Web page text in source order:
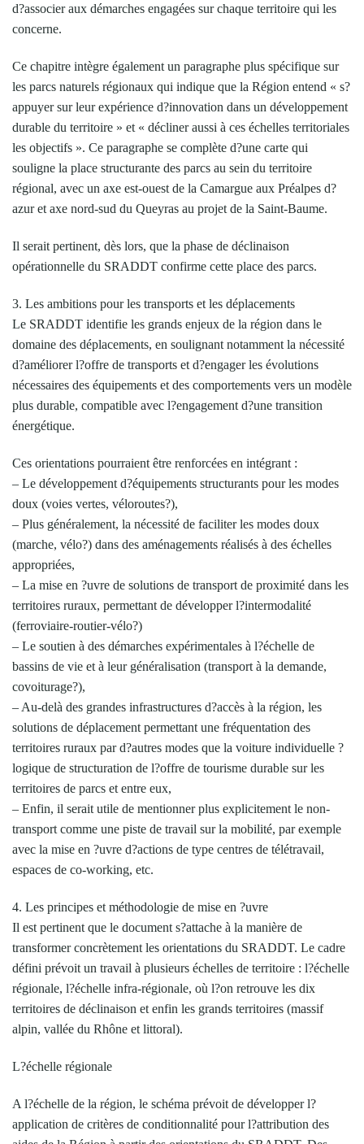
d?associer aux démarches engagées sur chaque territoire qui les
concerne.
Ce chapitre intègre également un paragraphe plus spécifique sur
les parcs naturels régionaux qui indique que la Région entend « s?
appuyer sur leur expérience d?innovation dans un développement
durable du territoire » et « décliner aussi à ces échelles territoriales
les objectifs ». Ce paragraphe se complète d?une carte qui
souligne la place structurante des parcs au sein du territoire
régional, avec un axe est-ouest de la Camargue aux Préalpes d?
azur et axe nord-sud du Queyras au projet de la Saint-Baume.
Il serait pertinent, dès lors, que la phase de déclinaison
opérationnelle du SRADDT confirme cette place des parcs.
3. Les ambitions pour les transports et les déplacements
Le SRADDT identifie les grands enjeux de la région dans le
domaine des déplacements, en soulignant notamment la nécessité
d?améliorer l?offre de transports et d?engager les évolutions
nécessaires des équipements et des comportements vers un modèle
plus durable, compatible avec l?engagement d?une transition
énergétique.
Ces orientations pourraient être renforcées en intégrant :
– Le développement d?équipements structurants pour les modes
doux (voies vertes, véloroutes?),
– Plus généralement, la nécessité de faciliter les modes doux
(marche, vélo?) dans des aménagements réalisés à des échelles
appropriées,
– La mise en ?uvre de solutions de transport de proximité dans les
territoires ruraux, permettant de développer l?intermodalité
(ferroviaire-routier-vélo?)
– Le soutien à des démarches expérimentales à l?échelle de
bassins de vie et à leur généralisation (transport à la demande,
covoiturage?),
– Au-delà des grandes infrastructures d?accès à la région, les
solutions de déplacement permettant une fréquentation des
territoires ruraux par d?autres modes que la voiture individuelle ?
logique de structuration de l?offre de tourisme durable sur les
territoires de parcs et entre eux,
– Enfin, il serait utile de mentionner plus explicitement le non-
transport comme une piste de travail sur la mobilité, par exemple
avec la mise en ?uvre d?actions de type centres de télétravail,
espaces de co-working, etc.
4. Les principes et méthodologie de mise en ?uvre
Il est pertinent que le document s?attache à la manière de
transformer concrètement les orientations du SRADDT. Le cadre
défini prévoit un travail à plusieurs échelles de territoire : l?échelle
régionale, l?échelle infra-régionale, où l?on retrouve les dix
territoires de déclinaison et enfin les grands territoires (massif
alpin, vallée du Rhône et littoral).
L?échelle régionale
A l?échelle de la région, le schéma prévoit de développer l?
application de critères de conditionnalité pour l?attribution des